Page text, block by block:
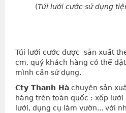
(Túi lưới cước sử dụng
Túi lưới cước được sản xuất
cm, quý khách hàng có thể
mình cần sử dụng.
Cty Thanh Hà chuyên sản
hàng trên toàn quốc : xốp
lưới, dụng cụ làm vườn... với